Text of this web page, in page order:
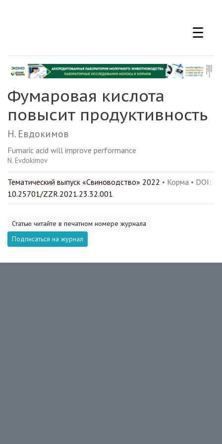
☰
Фумаровая кислота
повысит продуктивность
Н. Евдокимов
Fumaric acid will improve performance
N. Evdokimov
Тематический выпуск «Свиноводство» 2022 • Корма • DOI:
10.25701/ZZR.2021.23.32.001
Статью читайте в печатном номере журнала
Подписаться на журнал